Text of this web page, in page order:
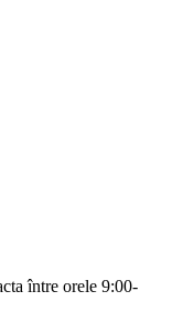
între orele 9:00-